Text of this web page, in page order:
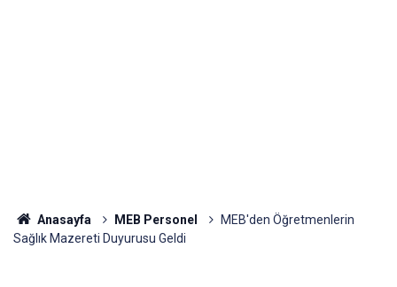
Anasayfa MEB Personel
MEB'den Öğretmenlerin
Sağlık Mazereti Duyurusu Geldi